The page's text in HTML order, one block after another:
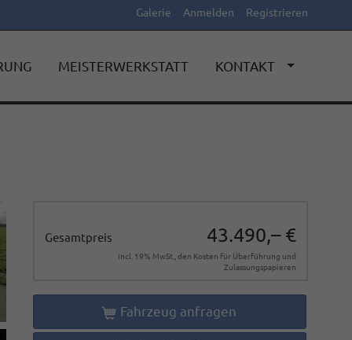
Galerie Anmelden Registrieren
MEISTERWERKSTATT KONTAKT
Gesamtpreis 43.490,– €
incl. 19% MwSt., den Kosten für Überführung und
Zulassungspapieren
Fahrzeug anfragen